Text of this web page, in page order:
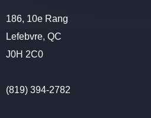
186, 10e Rang
Lefebvre, QC
J0H 2C0
(819) 394-2782